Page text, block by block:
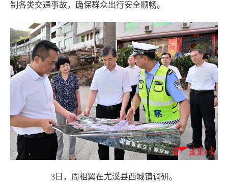
制各类交通事故，确保群众出行安全顺畅。
3日，周祖翼在尤溪县西城镇调研。